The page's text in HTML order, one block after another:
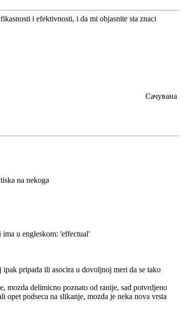
i efektivnosti, i da mi objasnite sta znaci
Сачувана
na nekoga
u engleskom: 'effectual'
pripada ili asocira u dovoljnoj meri da se tako
mozda delimicno poznato od ranije, sad potvrdjeno
podseca na slikanje, mozda je neka nova vrsta